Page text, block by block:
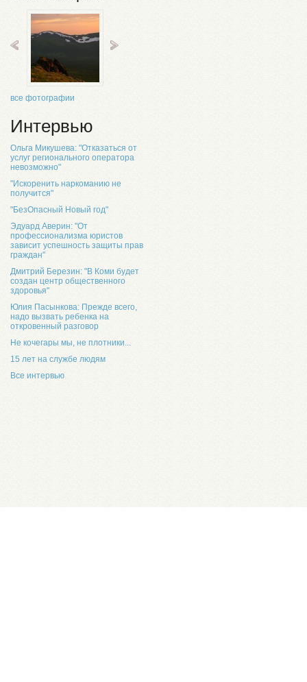
все фотографии
Интервью
Ольга Микушева: "Отказаться от
услуг регионального оператора
невозможно"
"Искоренить наркоманию не
получится"
"БезОпасный Новый год"
Эдуард Аверин: "От
профессионализма юристов
зависит успешность защиты прав
граждан"
Дмитрий Березин: "В Коми будет
создан центр общественного
здоровья"
Юлия Пасынкова: Прежде всего,
надо вызвать ребенка на
откровенный разговор
Не кочегары мы, не плотники...
15 лет на службе людям
Все интервью